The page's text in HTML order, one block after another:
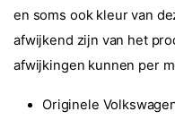
en soms ook kleur van
afwijkend zijn van het
afwijkingen kunnen per
Originele